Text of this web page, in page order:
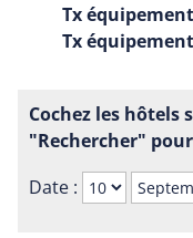
Tx
Tx
Cochez les hôtels
"Rechercher"
Date :